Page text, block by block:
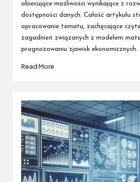
obiecujące możliwości wynikające z
dostępności danych. Całość artykułu
opracowanie tematu, zachęcające
zagadnień związanych z modelem
prognozowaniu zjawisk ekonomicznych.
Read More